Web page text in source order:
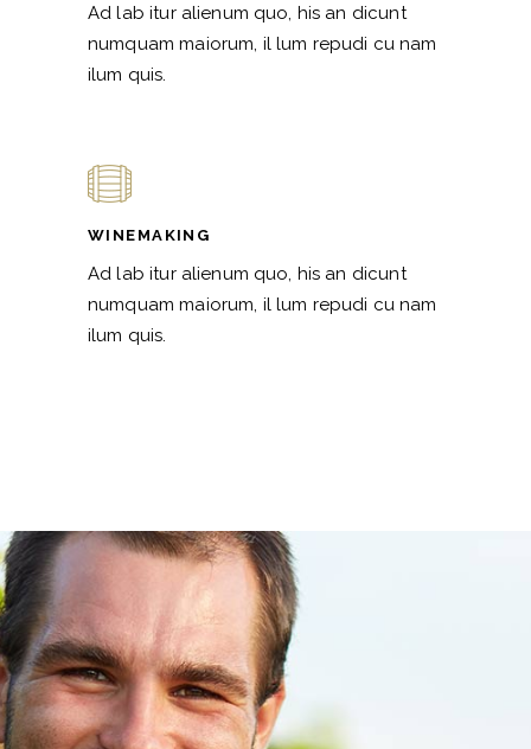
Ad lab itur alienum quo, his an dicunt
numquam maiorum, il lum repudi cu nam
ilum quis.
WINEMAKING
Ad lab itur alienum quo, his an dicunt
numquam maiorum, il lum repudi cu nam
ilum quis.